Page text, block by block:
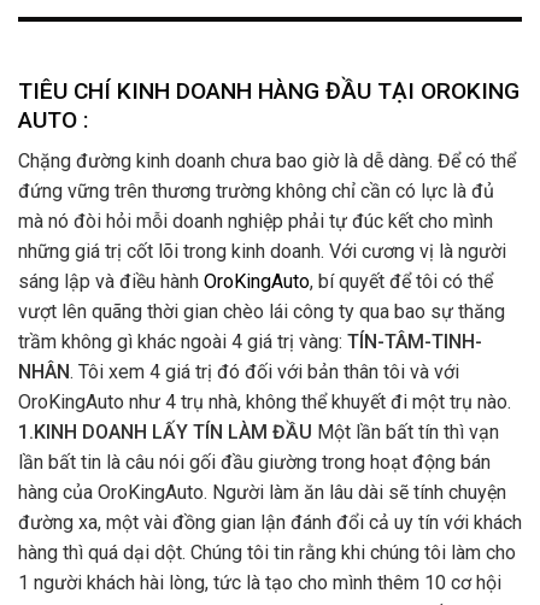
TIÊU CHÍ KINH DOANH HÀNG ĐẦU TẠI OROKING
AUTO :
Chặng đường kinh doanh chưa bao giờ là dễ dàng. Để có thể
đứng vững trên thương trường không chỉ cần có lực là đủ
mà nó đòi hỏi mỗi doanh nghiệp phải tự đúc kết cho mình
những giá trị cốt lõi trong kinh doanh. Với cương vị là người
sáng lập và điều hành OroKingAuto, bí quyết để tôi có thể
vượt lên quãng thời gian chèo lái công ty qua bao sự thăng
trầm không gì khác ngoài 4 giá trị vàng: TÍN-TÂM-TINH-
NHÂN. Tôi xem 4 giá trị đó đối với bản thân tôi và với
OroKingAuto như 4 trụ nhà, không thể khuyết đi một trụ nào.
1.KINH DOANH LẤY TÍN LÀM ĐẦU Một lần bất tín thì vạn
lần bất tin là câu nói gối đầu giường trong hoạt động bán
hàng của OroKingAuto. Người làm ăn lâu dài sẽ tính chuyện
đường xa, một vài đồng gian lận đánh đổi cả uy tín với khách
hàng thì quá dại dột. Chúng tôi tin rằng khi chúng tôi làm cho
1 người khách hài lòng, tức là tạo cho mình thêm 10 cơ hội